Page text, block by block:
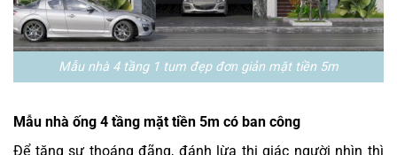
Mẫu nhà 4 tầng 1 tum đẹp đơn giản mặt tiền 5m
Mẫu nhà ống 4 tầng mặt tiền 5m có ban công
Để tăng sự thoáng đãng, đánh lừa thị giác người nhìn thì